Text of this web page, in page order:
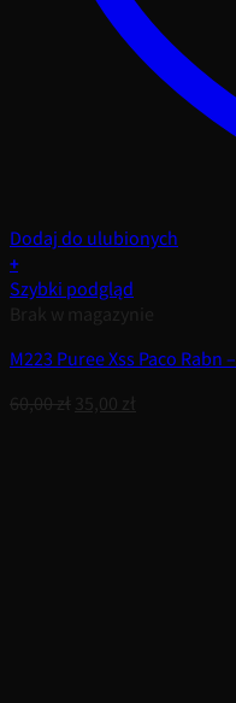
Dodaj do ulubionych
+
Szybki podgląd
Brak w magazynie
M223 Puree Xss Paco
60,00zł Pierwotna
35,00zł